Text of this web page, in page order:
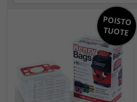
POISTO
TUOTE